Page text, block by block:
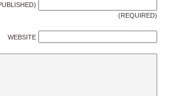
(REQUIRED)
WEBSITE